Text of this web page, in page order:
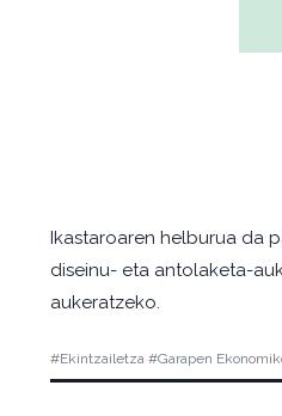
Ikastaroaren helburua da
diseinu- eta antolaketa-
aukeratzeko.
#Ekintzailetza #Garapen